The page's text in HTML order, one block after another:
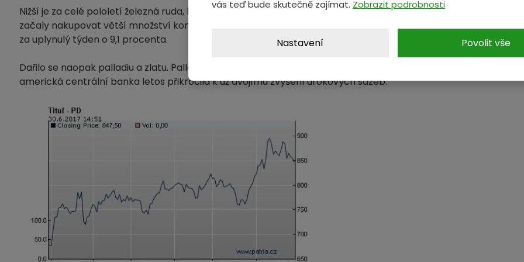
Nižší je za celé pololetí železná ruda, byť ta vstoupila po třech měsících v medvědím trhu znovu do býčí fáze.
začaly nakupovat větší množství komodity, aby doplnily zásoby. Zářijový kontrakt na komoditní burze v Ta-
za uplynulý týden o 9,1 procenta.
Dařilo se naopak palladiu a zlatu. Palladium (viz graf níže) v prvním pololetí stouplo o zhruba 28 procent a
americká centrální banka letos přikročila k už dvojímu zvýšení úrokových sazeb.
vás teď bude skutečně zajímat. Zobrazit podrobnosti
Nastavení Povolit vše